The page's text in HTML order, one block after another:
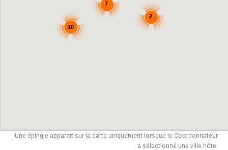
7
10
2
Une épingle apparaît sur la carte uniquement lorsque le Coordonnateur
a sélectionné une ville hôte.